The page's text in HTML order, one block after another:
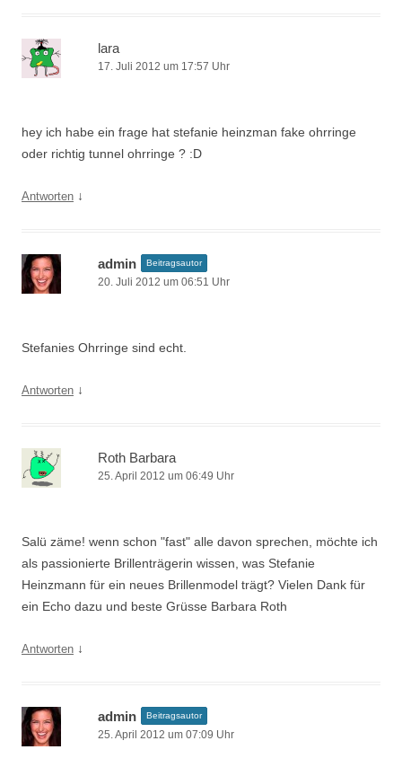
lara
17. Juli 2012 um 17:57 Uhr
hey ich habe ein frage hat stefanie heinzman fake ohrringe
oder richtig tunnel ohrringe ? :D
Antworten ↓
admin Beitragsautor
20. Juli 2012 um 06:51 Uhr
Stefanies Ohrringe sind echt.
Antworten ↓
Roth Barbara
25. April 2012 um 06:49 Uhr
Salü zäme! wenn schon "fast" alle davon sprechen, möchte ich
als passionierte Brillenträgerin wissen, was Stefanie
Heinzmann für ein neues Brillenmodel trägt? Vielen Dank für
ein Echo dazu und beste Grüsse Barbara Roth
Antworten ↓
admin Beitragsautor
25. April 2012 um 07:09 Uhr